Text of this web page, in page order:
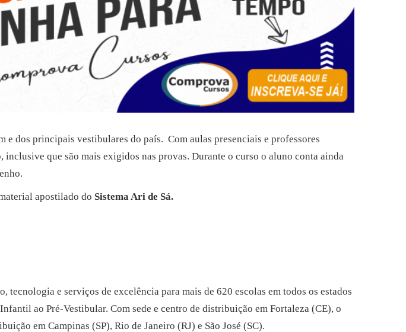
dos principais vestibulares do país. Com aulas presenciais e professores
que são mais exigidos nas provas. Durante o curso o aluno conta ainda
apostilado do Sistema Ari de Sá.
e serviços de excelência para mais de 620 escolas em todos os estados
ao Pré-Vestibular. Com sede e centro de distribuição em Fortaleza (CE), o
em Campinas (SP), Rio de Janeiro (RJ) e São José (SC).